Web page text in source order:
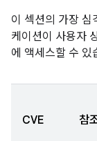
이 섹션의 가장 심
케이션이 사용자
에 액세스할 수 있
CVE 참